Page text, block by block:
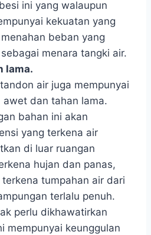
ini yang walaupun
kekuatan yang
beban yang
menara tangki air.
lama.
air juga mempunyai
awet dan tahan lama.
bahan ini akan
yang terkena air
di luar ruangan
hujan dan panas,
tumpahan air dari
terlalu penuh.
perlu dikhawatirkan
mempunyai keunggulan